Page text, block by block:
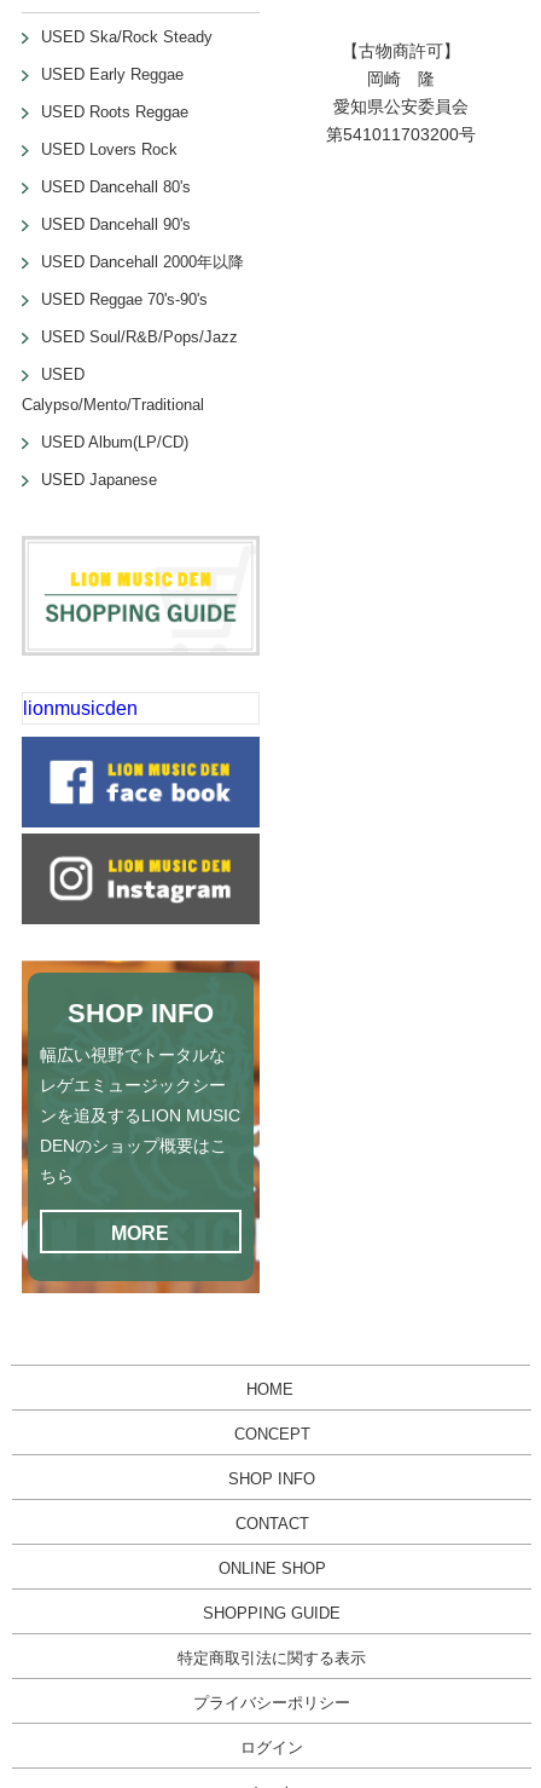
USED Ska/Rock Steady
USED Early Reggae
USED Roots Reggae
USED Lovers Rock
USED Dancehall 80's
USED Dancehall 90's
USED Dancehall 2000年以降
USED Reggae 70's-90's
USED Soul/R&B/Pops/Jazz
USED
Calypso/Mento/Traditional
USED Album(LP/CD)
USED Japanese
lionmusicden
SHOP INFO
幅広い視野でトータルな
レゲエミュージックシー
ンを追及するLION MUSIC
DENのショップ概要はこ
ちら
MORE
【古物商許可】
岡崎 隆
愛知県公安委員会
第541011703200号
HOME
CONCEPT
SHOP INFO
CONTACT
ONLINE SHOP
SHOPPING GUIDE
特定商取引法に関する表示
プライバシーポリシー
ログイン